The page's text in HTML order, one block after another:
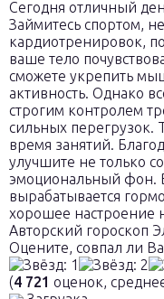
Сегодня отличный
Займитесь спортом, не
кардиотренировок,
ваше тело
сможете укрепить
активность. Однако
строгим контролем
сильных перегрузок.
время занятий.
улучшите не только
эмоциональный фон.
вырабатывается
хорошее настроение
Авторский гороскоп
Оцените, совпал ли
(4 721 оценок,